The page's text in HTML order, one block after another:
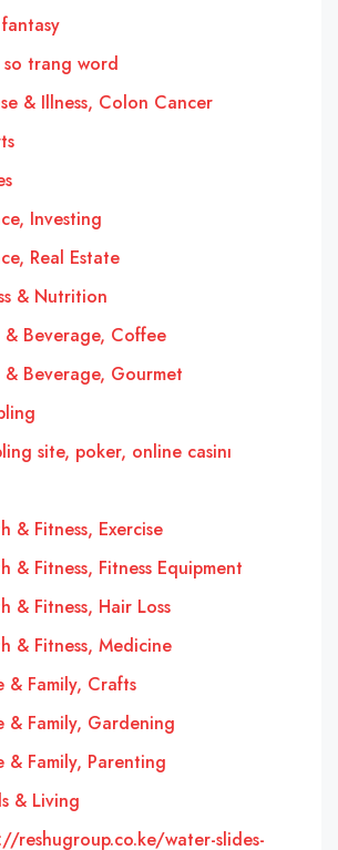
so trang word
& Illness, Colon Cancer
Investing
Real Estate
& Nutrition
& Beverage, Coffee
& Beverage, Gourmet
site, poker, online casinı
& Fitness, Exercise
& Fitness, Fitness Equipment
& Fitness, Hair Loss
& Fitness, Medicine
& Family, Crafts
& Family, Gardening
& Family, Parenting
& Living
reshugroup.co.ke/water-slides-